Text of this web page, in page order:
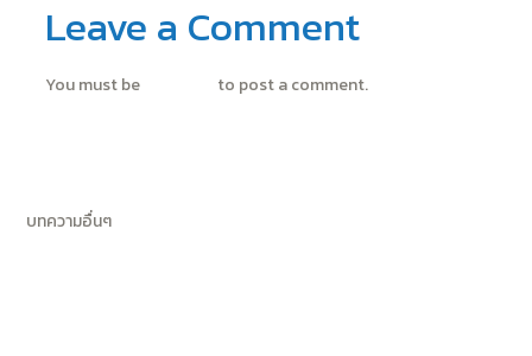
Leave a Comment
You must be to post a comment.
บทความอื่นๆ